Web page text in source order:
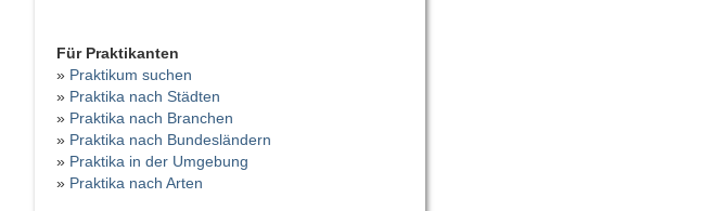
Für Praktikanten
» Praktikum suchen
» Praktika nach Städten
» Praktika nach Branchen
» Praktika nach Bundesländern
» Praktika in der Umgebung
» Praktika nach Arten